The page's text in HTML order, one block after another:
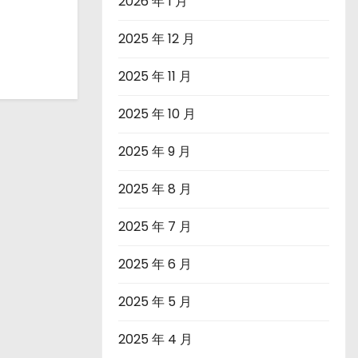
2025 年 12 月
2025 年 11 月
2025 年 10 月
2025 年 9 月
2025 年 8 月
2025 年 7 月
2025 年 6 月
2025 年 5 月
2025 年 4 月